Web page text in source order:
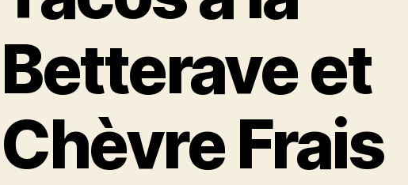
Betterave et
Chèvre Frais